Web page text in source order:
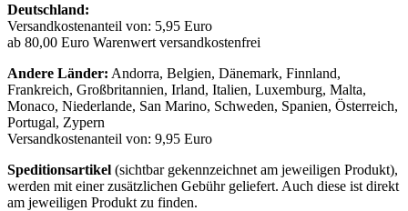
Deutschland:
Versandkostenanteil von: 5,95 Euro
ab 80,00 Euro Warenwert versandkostenfrei
Andere Länder: Andorra, Belgien, Dänemark, Finnland,
Frankreich, Großbritannien, Irland, Italien, Luxemburg, Malta,
Monaco, Niederlande, San Marino, Schweden, Spanien, Österreich,
Portugal, Zypern
Versandkostenanteil von: 9,95 Euro
Speditionsartikel (sichtbar gekennzeichnet am jeweiligen Produkt),
werden mit einer zusätzlichen Gebühr geliefert. Auch diese ist direkt
am jeweiligen Produkt zu finden.